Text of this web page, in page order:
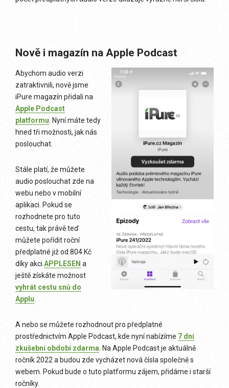
Nově i magazín na Apple Podcast
Abychom audio verzi
zatraktivnili, nově jsme
iPure magazín přidali na
Apple Podcast
platformu . Nyní máte tedy
hned tři možnosti, jak nás
poslouchat.
Stále platí, že můžete
audio poslouchat zde na
webu nebo v mobilní
aplikaci. Pokud se
rozhodnete pro tuto
cestu, tak právě teď
můžete pořídit roční
předplatné již od 804 Kč
díky akci APPLESEN a
ještě získáte možnost
vyhrát cestu snů do
Applu
A nebo se můžete rozhodnout pro předplatné
prostřednictvím Apple Podcast, kde nyní nabízíme 7 dní
zkušební období zdarma . Na Apple Podcast je aktuálně
ročník 2022 a budou zde vycházet nová čísla společně s
webem. Pokud bude o tuto platformu zájem, přidáme i starší
ročníky.